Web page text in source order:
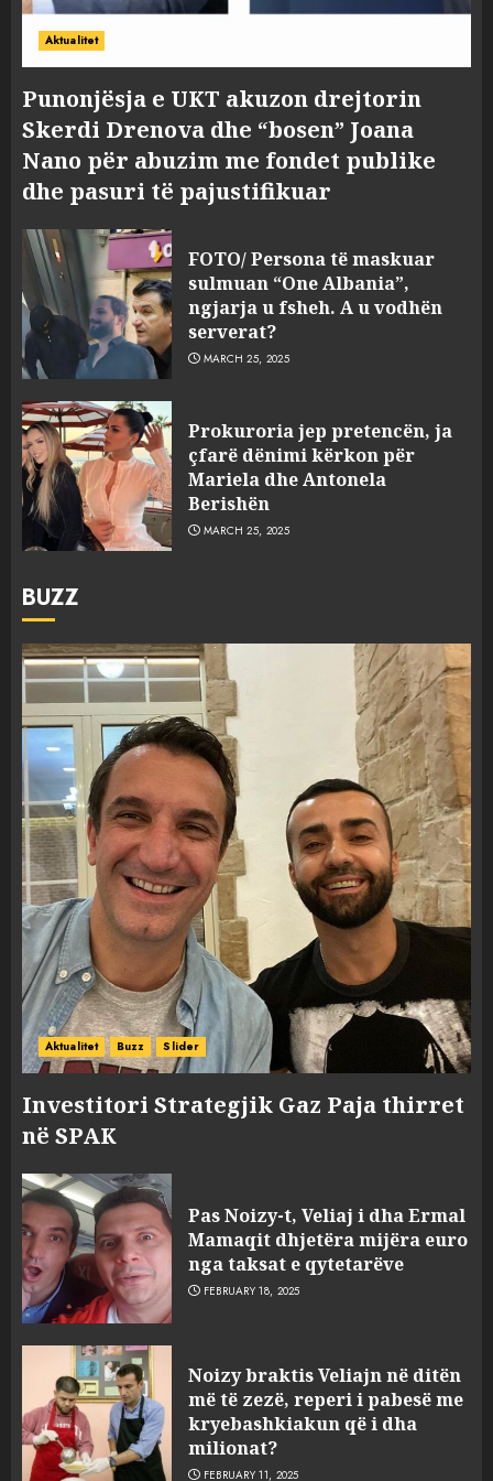
Aktualitet
Punonjësja e UKT akuzon drejtorin
Skerdi Drenova dhe “bosen” Joana
Nano për abuzim me fondet publike
dhe pasuri të pajustifikuar
FOTO/ Persona të maskuar
sulmuan “One Albania”,
ngjarja u fsheh. A u vodhën
serverat?
MARCH 25, 2025
Prokuroria jep pretencën, ja
çfarë dënimi kërkon për
Mariela dhe Antonela
Berishën
MARCH 25, 2025
BUZZ
Aktualitet Buzz Slider
Investitori Strategjik Gaz Paja thirret
në SPAK
Pas Noizy-t, Veliaj i dha Ermal
Mamaqit dhjetëra mijëra euro
nga taksat e qytetarëve
FEBRUARY 18, 2025
Noizy braktis Veliajn në ditën
më të zezë, reperi i pabesë me
kryebashkiakun që i dha
milionat?
FEBRUARY 11, 2025
3
sulmuan “One Albania”,
ngjarja u fsheh. A u vodhën
serverat?
MARCH 25, 2025